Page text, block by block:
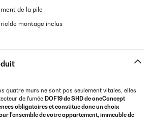
de la pile
montage inclus
quatre murs ne sont pas seulement vitales, elles
de fumée DOF19 deSHD de oneConcept
obligatoires et constitue donc un choix
l'ensemble de votre appartement, immeuble de